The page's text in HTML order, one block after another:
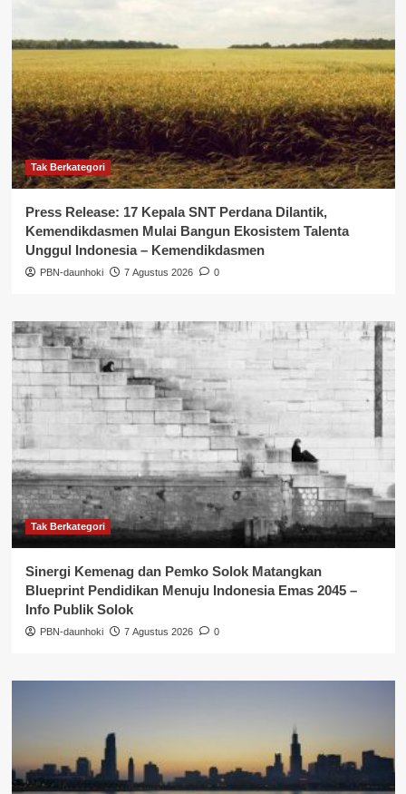
Tak Berkategori
Press Release: 17 Kepala SNT Perdana Dilantik,
Kemendikdasmen Mulai Bangun Ekosistem Talenta
Unggul Indonesia – Kemendikdasmen
PBN-daunhoki 7 Agustus 2026 0
Tak Berkategori
Sinergi Kemenag dan Pemko Solok Matangkan
Blueprint Pendidikan Menuju Indonesia Emas 2045 –
Info Publik Solok
PBN-daunhoki 7 Agustus 2026 0